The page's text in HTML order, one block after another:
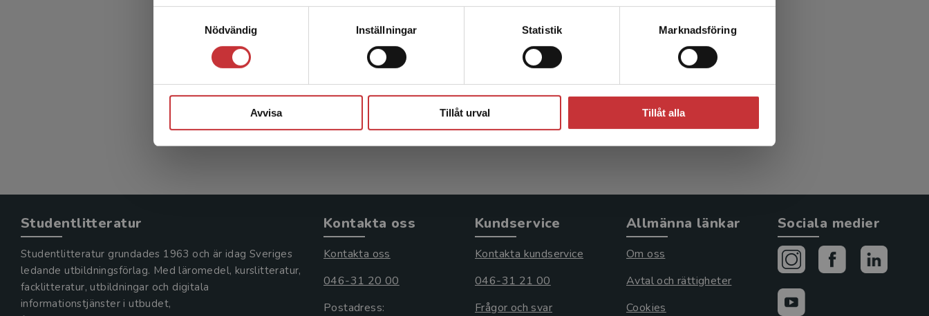
Nödvändig
Inställningar Statistik Marknadsföring
Avvisa Tillåt urval Tillåt alla
Att skapa pedagogiska
möten i medicin och vård
Silén, C - Bolander Laksov, K (red.)
inkl. moms
Exkl. moms: 354 kr
Studentlitteratur
Studentlitteratur grundades 1963 och är idag Sveriges
ledande utbildningsförlag. Med läromedel, kurslitteratur,
facklitteratur, utbildningar och digitala
informationstjänster i utbudet,
Kontakta oss
Kontakta oss
046-31 20 00
Postadress:
Kundservice
Kontakta kundservice
046-31 21 00
Frågor och svar
Allmänna länkar
Om oss
Avtal och rättigheter
Cookies
Sociala medier